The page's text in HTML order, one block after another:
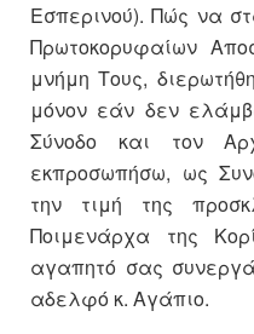
Εσπερινού). Πώς να
Πρωτοκορυφαίων
μνήμη Τους,
μόνον εάν δεν
Σύνοδο και τον
εκπροσωπήσω, ως
την τιμή της
Ποιμενάρχα της
αγαπητό σας
αδελφό κ. Αγάπιο.